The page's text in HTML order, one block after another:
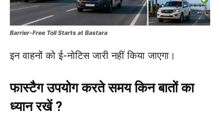
Barrier-Free Toll Starts at Bastara
इन वाहनों को ई-नोटिस जारी नहीं किया जाएगा।
फास्टैग उपयोग करते समय किन बातों का
ध्यान रखें ?